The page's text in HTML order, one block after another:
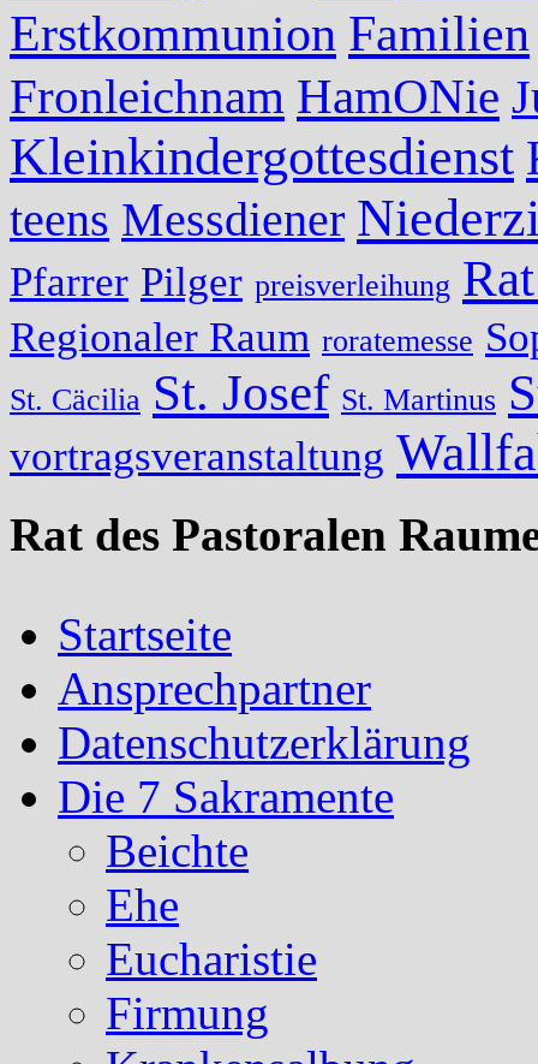
Erstkommunion Familien
Fronleichnam HamONie
Kleinkindergottesdienst
teens Messdiener
Pfarrer Pilger preisverleihung
Regionaler Raum roratemesse
St. Cäcilia St. Josef St. Martinus
vortragsveranstaltung
Rat des Pastoralen
Startseite
Ansprechpartner
Datenschutzerklärung
Die 7 Sakramente
Beichte
Ehe
Eucharistie
Firmung